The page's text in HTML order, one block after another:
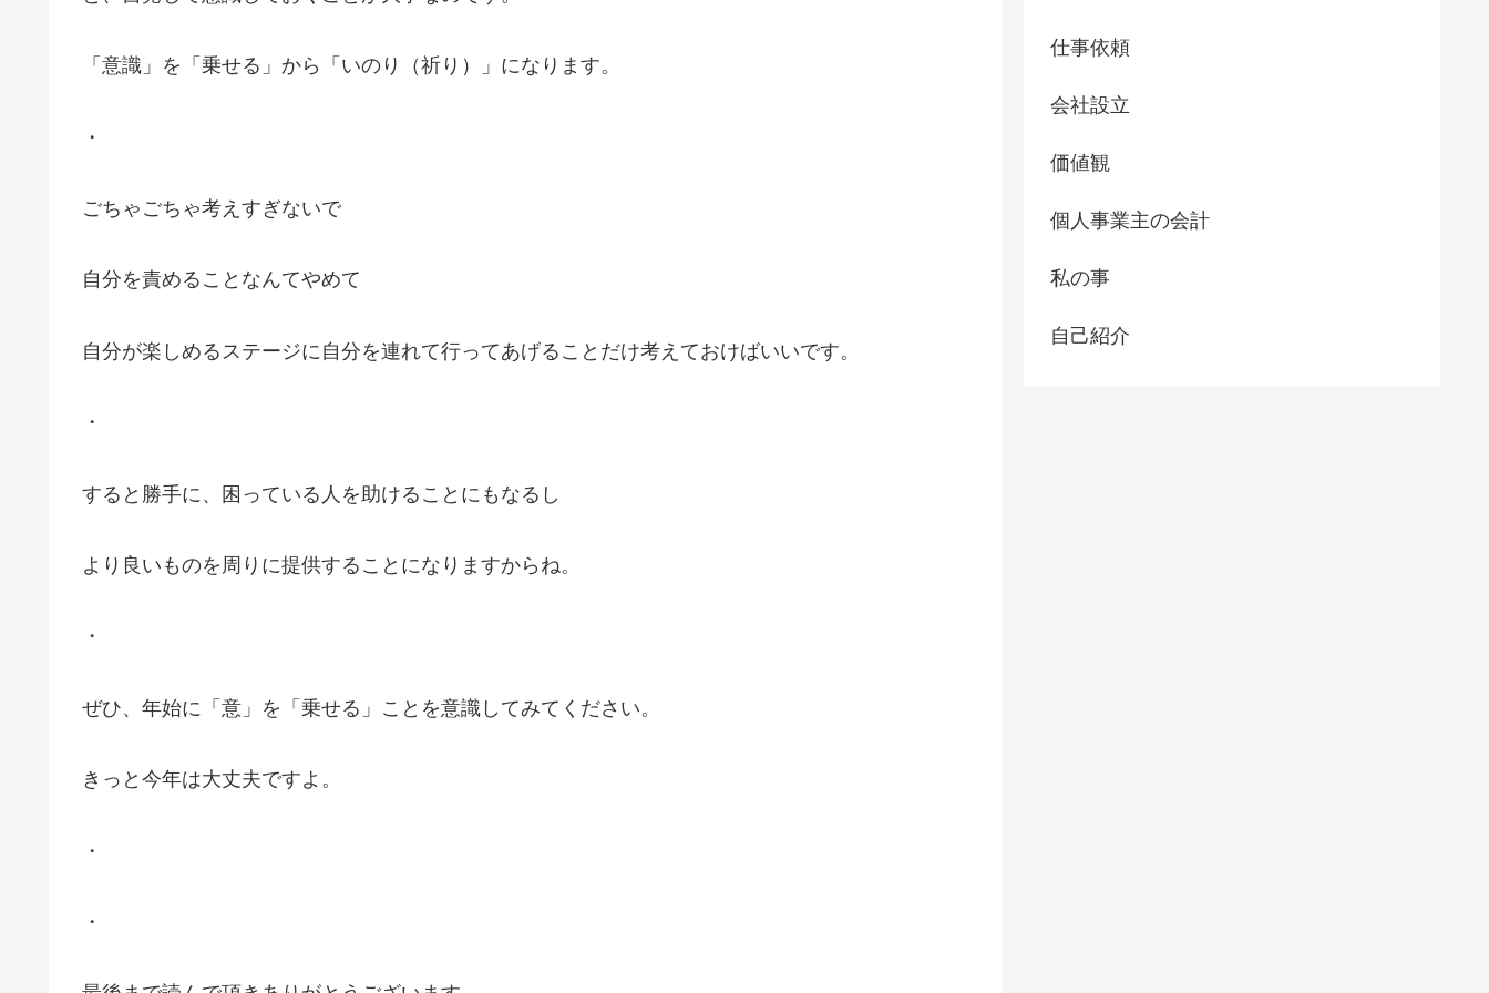
「意識」を「乗せる」から「いのり（祈り）」になります。
・
ごちゃごちゃ考えすぎないで
自分を責めることなんてやめて
自分が楽しめるステージに自分を連れて行ってあげることだけ考えておけばいいです。
・
すると勝手に、困っている人を助けることにもなるし
より良いものを周りに提供することになりますからね。
・
ぜひ、年始に「意」を「乗せる」ことを意識してみてください。
きっと今年は大丈夫ですよ。
・
・
仕事依頼
会社設立
価値観
個人事業主の会計
私の事
自己紹介